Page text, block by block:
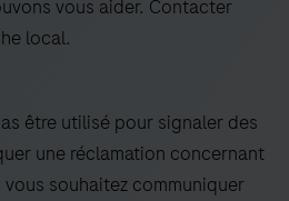
27
35
36
39
40
vous aider. Contacter
local.
être utilisé pour signaler des
une réclamation concernant
souhaitez communiquer